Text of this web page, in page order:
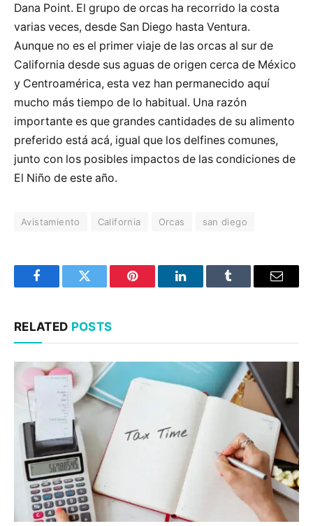
Dana Point. El grupo de orcas ha recorrido la costa
varias veces, desde San Diego hasta Ventura.
Aunque no es el primer viaje de las orcas al sur de
California desde sus aguas de origen cerca de México
y Centroamérica, esta vez han permanecido aquí
mucho más tiempo de lo habitual. Una razón
importante es que grandes cantidades de su alimento
preferido está acá, igual que los delfines comunes,
junto con los posibles impactos de las condiciones de
El Niño de este año.
Avistamiento California Orcas san diego
FacebookTwitter Pinterest LinkedInTumblr Email
RELATED POSTS